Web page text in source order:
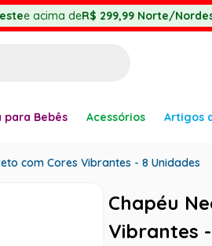
e acima deR$ 299,99 Norte/
para Bebês Acessórios Artigos
com Cores Vibrantes - 8 Unidades
Chapéu
Vibrantes